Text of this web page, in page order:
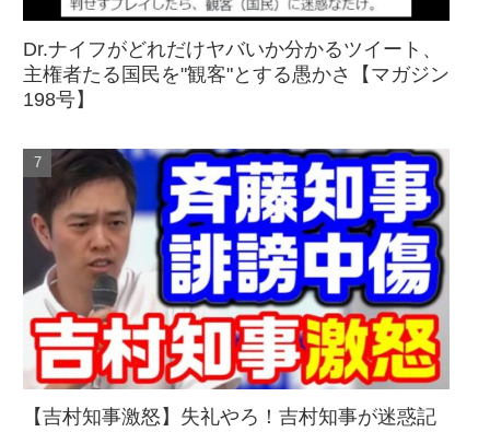
Dr.ナイフがどれだけヤバいか分かるツイート、
主権者たる国民を"観客"とする愚かさ【マガジン
198号】
【吉村知事激怒】失礼やろ！吉村知事が迷惑記